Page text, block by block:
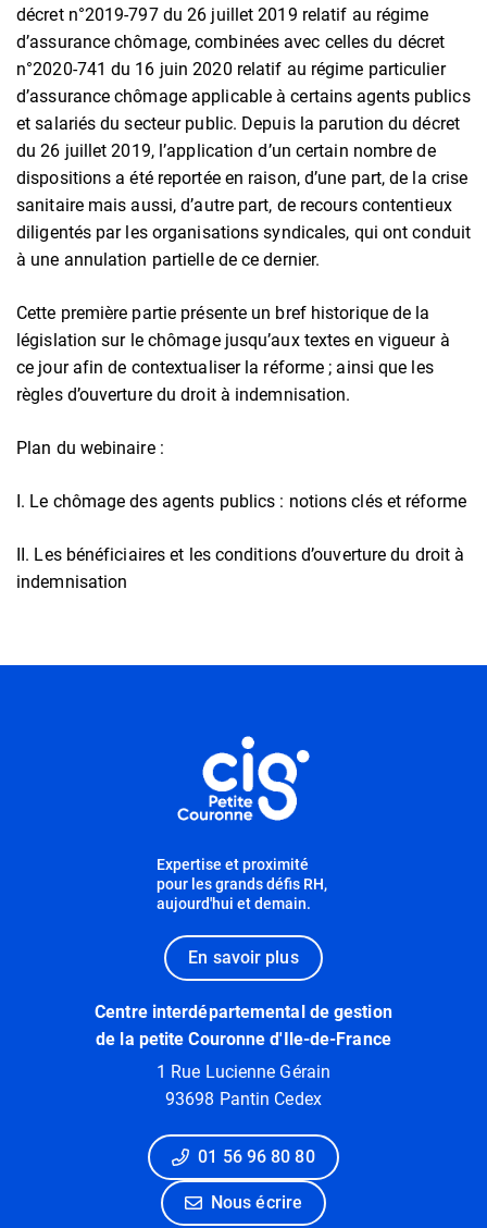
décret n°2019-797 du 26 juillet 2019 relatif au régime
d’assurance chômage, combinées avec celles du décret
n°2020-741 du 16 juin 2020 relatif au régime particulier
d’assurance chômage applicable à certains agents publics
et salariés du secteur public. Depuis la parution du décret
du 26 juillet 2019, l’application d’un certain nombre de
dispositions a été reportée en raison, d’une part, de la crise
sanitaire mais aussi, d’autre part, de recours contentieux
diligentés par les organisations syndicales, qui ont conduit
à une annulation partielle de ce dernier.
Cette première partie présente un bref historique de la
législation sur le chômage jusqu’aux textes en vigueur à
ce jour afin de contextualiser la réforme ; ainsi que les
règles d’ouverture du droit à indemnisation.
Plan du webinaire :
I. Le chômage des agents publics : notions clés et réforme
II. Les bénéficiaires et les conditions d’ouverture du droit à
indemnisation
Expertise et proximité
pour les grands défis RH,
aujourd'hui et demain.
En savoir plus
Centre interdépartemental de gestion
de la petite Couronne d'Ile-de-France
1 Rue Lucienne Gérain
93698 Pantin Cedex
01 56 96 80 80
Nous écrire